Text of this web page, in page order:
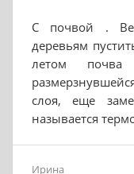
С почвой .
деревьям
летом почва
слоя, еще
называется
Ирина